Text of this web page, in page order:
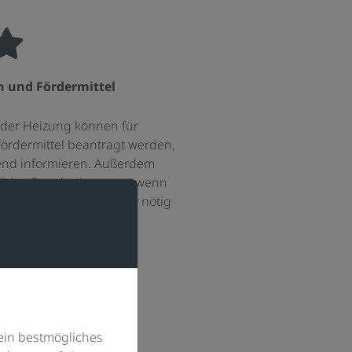
und Fördermittel
Heizung können für
beantragt werden,
informieren. Außerdem
Genehmigungen, wenn
zum Grundwasser nötig
bestmögliches